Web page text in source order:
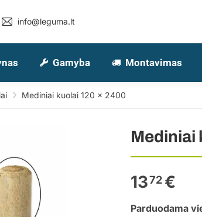
info@leguma.lt
Gamyba Montavimas
Mediniai kuolai 120 x 2400
Mediniai
1372 €
Parduodama